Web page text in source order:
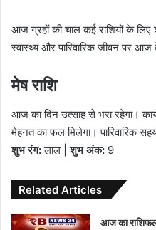
आज ग्रहों की चाल कई राशियों के लिए
स्वास्थ्य और पारिवारिक जीवन पर आज
मेष राशि
आज का दिन उत्साह से भरा रहेगा।
मेहनत का फल मिलेगा। पारिवारिक
शुभ रंग:लाल |शुभ अंक: 9
Related Articles
आज का